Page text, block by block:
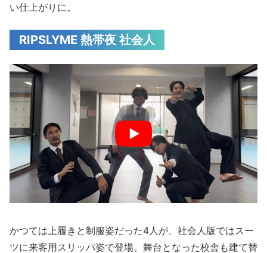
い仕上がりに。
RIPSLYME 熱帯夜 社会人
かつては上履きと制服姿だった4人が、社会人版ではスー
ツに来客用スリッパ姿で登場。舞台となった校舎も建て替